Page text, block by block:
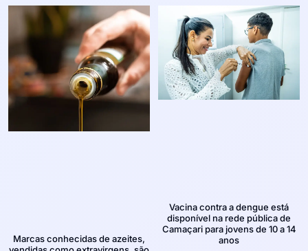
Marcas conhecidas de azeites,
Vacina contra a dengue está
disponível na rede pública de
Camaçari para jovens de 10 a 14
anos